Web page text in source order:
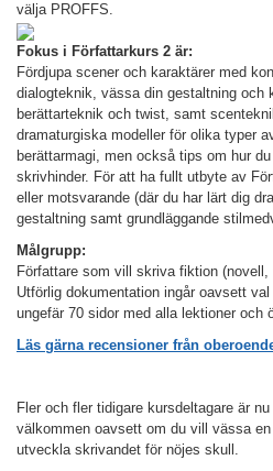
välja PROFFS.
Fokus i Författarkurs 2 är:
Fördjupa scener och karaktärer med
dialogteknik, vässa din gestaltning och
berättarteknik och twist, samt
dramaturgiska modeller för olika typer
berättarmagi, men också tips om hur
skrivhinder. För att ha fullt utbyte av
eller motsvarande (där du har lärt dig
gestaltning samt grundläggande
Målgrupp:
Författare som vill skriva fiktion
Utförlig dokumentation ingår oavsett
ungefär 70 sidor med alla lektioner och
Läs gärna recensioner från
Fler och fler tidigare kursdeltagare är
välkommen oavsett om du vill vässa
utveckla skrivandet för nöjes skull.